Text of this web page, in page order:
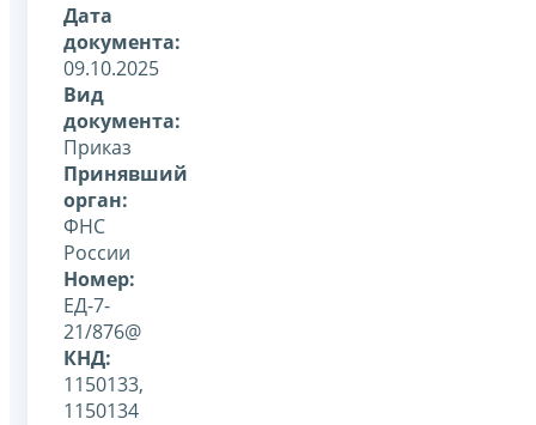
Дата
документа:
09.10.2025
Вид
документа:
Приказ
Принявший
орган:
ФНС
России
Номер:
ЕД-7-
21/876@
КНД:
1150133,
1150134